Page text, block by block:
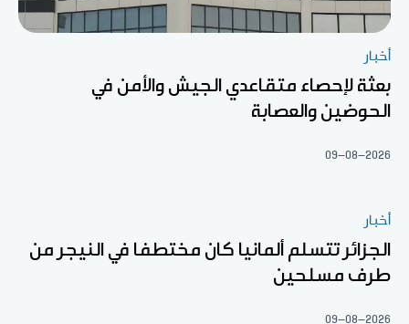
أخبار
بعثة لإحصاء متقاعدي الجيش والأمن في
الحوضين والعصابة
09-08-2026
أخبار
الجزائر تتسلم ألمانيا كان مختطفا في النيجر من
طرف مسلحين
09-08-2026